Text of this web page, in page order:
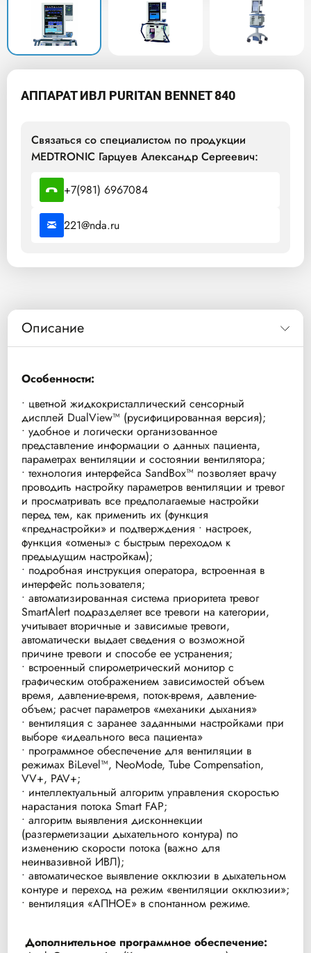
АППАРАТ ИВЛ PURITAN BENNET 840
Связаться со специалистом по продукции
MEDTRONIC Гарцуев Александр Сергеевич:
+7(981) 6967084
221@nda.ru
Описание
Особенности:
• цветной жидкокристаллический сенсорный
дисплей DualView™ (русифицированная версия);
• удобное и логически организованное
представление информации о данных пациента,
параметрах вентиляции и состоянии вентилятора;
• технология интерфейса SandBox™ позволяет врачу
проводить настройку параметров вентиляции и тревог
и просматривать все предполагаемые настройки
перед тем, как применить их (функция
«преднастройки» и подтверждения • настроек,
функция «отмены» с быстрым переходом к
предыдущим настройкам);
• подробная инструкция оператора, встроенная в
интерфейс пользователя;
• автоматизированная система приоритета тревог
SmartAlert подразделяет все тревоги на категории,
учитывает вторичные и зависимые тревоги,
автоматически выдает сведения о возможной
причине тревоги и способе ее устранения;
• встроенный спирометрический монитор с
графическим отображением зависимостей объем
время, давление-время, поток-время, давление-
объем; расчет параметров «механики дыхания»
• вентиляция с заранее заданными настройками при
выборе «идеального веса пациента»
• программное обеспечение для вентиляции в
режимах BiLevel™, NeoMode, Tube Compensation,
VV+, PAV+;
• интеллектуальный алгоритм управления скоростью
нарастания потока Smart FAP;
• алгоритм выявления дисконнекции
(разгерметизации дыхательного контура) по
изменению скорости потока (важно для
неинвазивной ИВЛ);
• автоматическое выявление окклюзии в дыхательном
контуре и переход на режим «вентиляции окклюзии»;
• вентиляция «АПНОЕ» в спонтанном режиме.
Дополнительное программное обеспечение: